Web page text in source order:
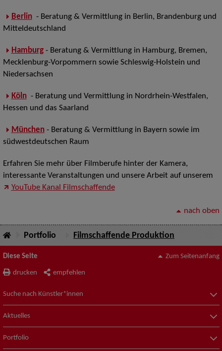
Berlin - Beratung & Vermittlung in Berlin, Brandenburg und
Mitteldeutschland
Hamburg- Beratung & Vermittlung in Hamburg, Bremen,
Mecklenburg-Vorpommern sowie Schleswig-Holstein und
Niedersachsen
Köln- Beratung und Vermittlung in Nordrhein-Westfalen,
Hessen und das Saarland
München- Beratung & Vermittlung in Bayern sowie im
südwestdeutschen Raum
Erfahren Sie mehr über Filmberufe hinter der Kamera,
interessante Veranstaltungen und unsere Arbeit auf unserem
YouTube Kanal Filmschaffende
nach oben
Portfolio Filmschaffende Produktion
Diese Seite
drucken empfehlen
Zum Seitenanfang
Suche nach Künstler*innen
Aktuelles
Portfolio